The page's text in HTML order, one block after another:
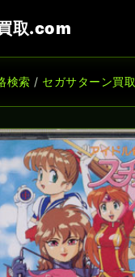
取.com
検索 / セガサターン買取